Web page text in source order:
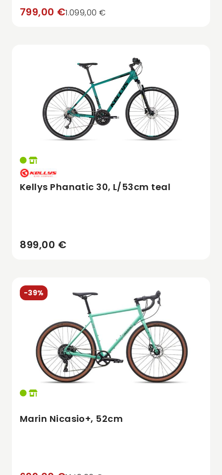
799,00 €1.099,00 €
Kellys Phanatic 30, L/53cm teal
899,00 €
-39%
Marin Nicasio+, 52cm